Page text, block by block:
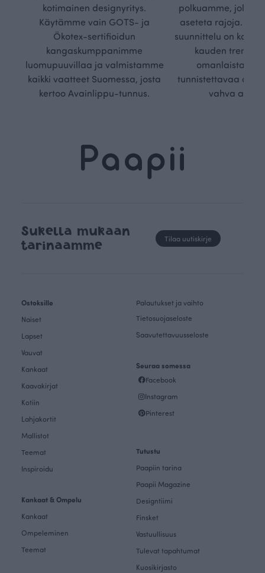
kotimainen designyritys.
Käytämme vain GOTS- ja
Ökotex-sertifioidun
kangaskumppanimme
luomupuuvillaa ja valmistamme
kaikki vaatteet Suomessa, josta
kertoo Avainlippu-tunnus.
polkuamme, jolla
aseteta rajoja.
suunnittelu on
kauden
omanlaista,
tunnistettavaa
vahva
Sukella mukaan
tarinaamme
Tilaa uutiskirje
Ostoksille
Naiset
Lapset
Vauvat
Kankaat
Kaavakirjat
Kotiin
Lahjakortit
Mallistot
Teemat
Inspiroidu
Kankaat & Ompelu
Kankaat
Ompeleminen
Teemat
Palautukset ja vaihto
Tietosuojaseloste
Saavutettavuusseloste
Seuraa somessa
Facebook
Instagram
Pinterest
Tutustu
Paapiin tarina
Paapii Magazine
Designtiimi
Finsket
Vastuullisuus
Tulevat tapahtumat
Kuosikirjasto